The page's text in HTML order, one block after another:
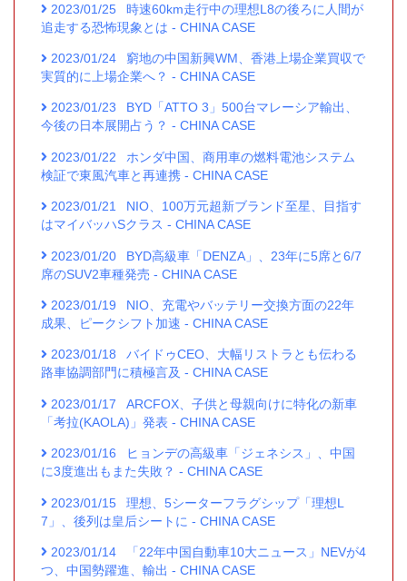
2023/01/25
時速60km走行中の理想L8の後ろに人間が
追走する恐怖現象とは - CHINA CASE
2023/01/24
窮地の中国新興WM、香港上場企業買収で
実質的に上場企業へ？ - CHINA CASE
2023/01/23
BYD「ATTO 3」500台マレーシア輸出、
今後の日本展開占う？ - CHINA CASE
2023/01/22
ホンダ中国、商用車の燃料電池システム
検証で東風汽車と再連携 - CHINA CASE
2023/01/21
NIO、100万元超新ブランド至星、目指す
はマイバッハSクラス - CHINA CASE
2023/01/20
BYD高級車「DENZA」、23年に5席と6/7
席のSUV2車種発売 - CHINA CASE
2023/01/19
NIO、充電やバッテリー交換方面の22年
成果、ピークシフト加速 - CHINA CASE
2023/01/18
バイドゥCEO、大幅リストラとも伝わる
路車協調部門に積極言及 - CHINA CASE
2023/01/17
ARCFOX、子供と母親向けに特化の新車
「考拉(KAOLA)」発表 - CHINA CASE
2023/01/16
ヒョンデの高級車「ジェネシス」、中国
に3度進出もまた失敗？ - CHINA CASE
2023/01/15
理想、5シーターフラグシップ「理想L
7」、後列は皇后シートに - CHINA CASE
2023/01/14
「22年中国自動車10大ニュース」NEVが4
つ、中国勢躍進、輸出 - CHINA CASE